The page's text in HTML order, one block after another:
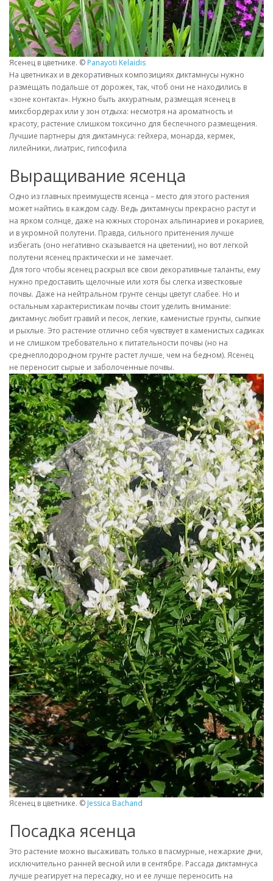
Ясенец в цветнике. © Panayoti Kelaidis
На цветниках и в декоративных композициях диктамнусы нужно
размещать подальше от дорожек, так, чтоб они не находились в
«зоне контакта». Нужно быть аккуратным, размещая ясенец в
миксбордерах или у зон отдыха: несмотря на ароматность и
красоту, растение слишком токсично для беспечного размещения.
Лучшие партнеры для диктамнуса: гейхера, монарда, кермек,
лилейники, лиатрис, гипсофила
Выращивание ясенца
Одно из главных преимуществ ясенца – место для этого растения
может найтись в каждом саду. Ведь диктамнусы прекрасно растут и
на ярком солнце, даже на южных сторонах альпинариев и рокариев,
и в укромной полутени. Правда, сильного притенения лучше
избегать (оно негативно сказывается на цветении), но вот легкой
полутени ясенец практически и не замечает.
Для того чтобы ясенец раскрыл все свои декоративные таланты, ему
нужно предоставить щелочные или хотя бы слегка известковые
почвы. Даже на нейтральном грунте сенцы цветут слабее. Но и
остальным характеристикам почвы стоит уделить внимание:
диктамнус любит гравий и песок, легкие, каменистые грунты, сыпкие
и рыхлые. Это растение отлично себя чувствует в каменистых садиках
и не слишком требовательно к питательности почвы (но на
среднеплодородном грунте растет лучше, чем на бедном). Ясенец
не переносит сырые и заболоченные почвы.
Ясенец в цветнике. © Jessica Bachand
Посадка ясенца
Это растение можно высаживать только в пасмурные, нежаркие дни,
исключительно ранней весной или в сентябре. Рассада диктамнуса
лучше реагирует на пересадку, но и ее лучше переносить на